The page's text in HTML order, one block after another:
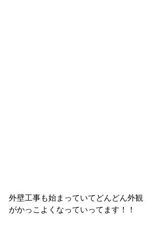
外壁工事も始まっていてどんどん外観
がかっこよくなっていってます！！